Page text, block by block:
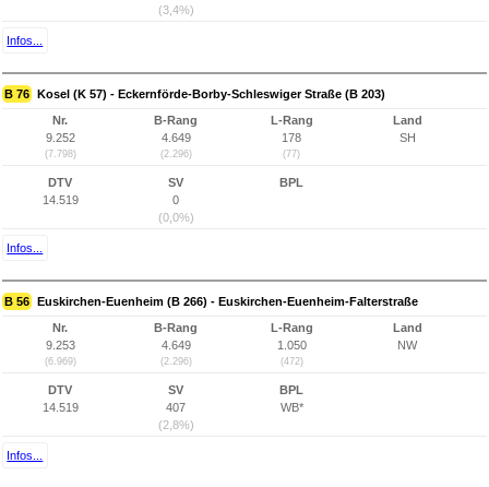
(3,4%)
Infos...
B 76 Kosel (K 57) - Eckernförde-Borby-Schleswiger Straße (B 203)
Nr.
9.252
(7.798)
B-Rang
4.649
(2.296)
L-Rang
178
(77)
Land
SH
DTV
14.519
SV
0
(0,0%)
BPL
Infos...
B 56 Euskirchen-Euenheim (B 266) - Euskirchen-Euenheim-Falterstraße
Nr.
9.253
(6.969)
B-Rang
4.649
(2.296)
L-Rang
1.050
(472)
Land
NW
DTV
14.519
SV
407
(2,8%)
BPL
WB*
Infos...